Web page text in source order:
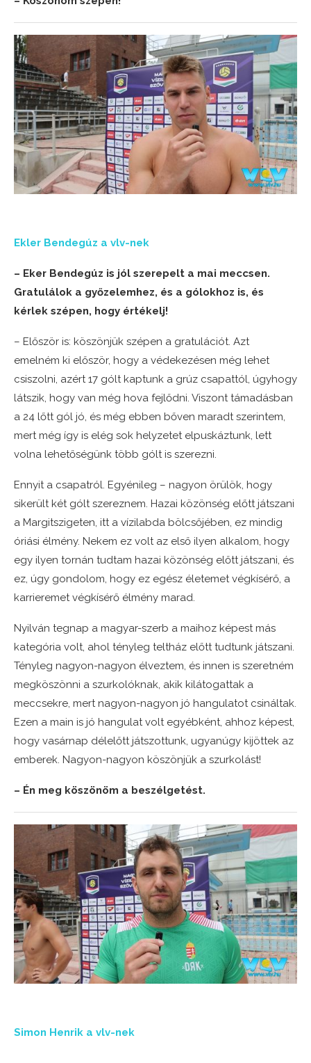
Ekler Bendegúz a vlv-nek
– Eker Bendegúz is jól szerepelt a mai meccsen.
Gratulálok a győzelemhez, és a gólokhoz is, és
kérlek szépen, hogy értékelj!
– Először is: köszönjük szépen a gratulációt. Azt
emelném ki először, hogy a védekezésen még lehet
csiszolni, azért 17 gólt kaptunk a grúz csapattól, úgyhogy
látszik, hogy van még hova fejlődni. Viszont támadásban
a 24 lőtt gól jó, és még ebben bőven maradt szerintem,
mert még így is elég sok helyzetet elpuskáztunk, lett
volna lehetőségünk több gólt is szerezni.
Ennyit a csapatról. Egyénileg – nagyon örülök, hogy
sikerült két gólt szereznem. Hazai közönség előtt játszani
a Margitszigeten, itt a vízilabda bölcsőjében, ez mindig
óriási élmény. Nekem ez volt az első ilyen alkalom, hogy
egy ilyen tornán tudtam hazai közönség előtt játszani, és
ez, úgy gondolom, hogy ez egész életemet végkísérő, a
karrieremet végkísérő élmény marad.
Nyilván tegnap a magyar-szerb a maihoz képest más
kategória volt, ahol tényleg teltház előtt tudtunk játszani.
Tényleg nagyon-nagyon élveztem, és innen is szeretném
megköszönni a szurkolóknak, akik kilátogattak a
meccsekre, mert nagyon-nagyon jó hangulatot csináltak.
Ezen a main is jó hangulat volt egyébként, ahhoz képest,
hogy vasárnap délelőtt játszottunk, ugyanúgy kijöttek az
emberek. Nagyon-nagyon köszönjük a szurkolást!
– Én meg köszönöm a beszélgetést.
Simon Henrik a vlv-nek